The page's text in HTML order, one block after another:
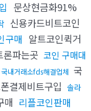
문상현금화91%
신용카드비트코인
구매 알트코인퀵거
론파는곳 코인 구매대
국내거래소fds해결업체 국
결제비트구입 솔라
매 리플코인판매